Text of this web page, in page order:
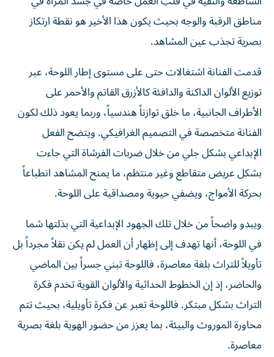
مناطق الرقبة والوجه بحيث يكون هذا الأخير هو نقطة ارتكاز
بصرية تجذب عين المشاهد.
قدمت الفنانة اشتغالات حتى على مستوى إطار اللوحة، عبر
توزيع الألوان الداكنة والدافئة كالأزرق القاتم والأحمر على
الأطراف الجانبية، ما خلق توازناً هندسياً، وربما يعود ذلك لكون
الفنانة متخصصة في التصميم الغرافيكي. ويتضح الفعل
الإبداعي بشكل جلي من خلال ضربات الفرشاة التي جاءت
بشكل عريض متقاطع وغير منتظم، ما يمنح المشاهد انطباعاً
بحركة الأمواج، ويضفي حيوية ومصداقية على اللوحة.
ويبدو واضحاً من خلال تلك الجهود الإبداعية التي بذلتها شما
في اللوحة، أنها تهدف إلى إظهار أن العمل لم يكن نقلاً مجرداً بل
تأويلاً للتراث بلغة معاصرة، فاللوحة تبني جسراً بين الماضي
والحاضر، إذ إن الخطوط الحداثية والألوان القوية تخدم فكرة
التراث بشكل مبتكر. فاللوحة تعبر عن فكرة تأويلية، بحيث تتم
محاورة الموروث والبيئة، بما يعزز من حضور الهوية بلغة بصرية
معاصرة.